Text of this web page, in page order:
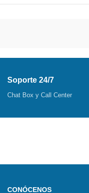
Soporte 24/7
Chat Box y Call Center
CONÓCENOS